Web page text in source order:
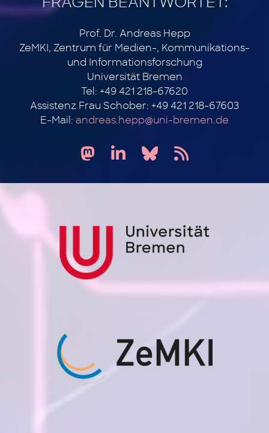
Prof. Dr. Andreas Hepp
ZeMKI, Zentrum für Medien-, Kommunikations-
und Informationsforschung
Universität Bremen
Tel: +49 421 218-67620
Assistenz Frau Schober: +49 421 218-67603
E-Mail: andreas.hepp@uni-bremen.de